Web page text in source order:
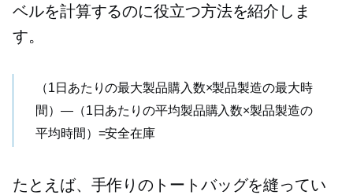
ベルを計算するのに役立つ方法を紹介しま
す。
（1日あたりの最大製品購入数×製品製造の最大時
間）—（1日あたりの平均製品購入数×製品製造の
平均時間）=安全在庫
たとえば、手作りのトートバッグを縫ってい